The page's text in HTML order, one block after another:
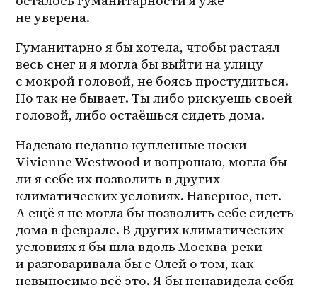
не уверена.
Гуманитарно я бы хотела, чтобы растаял
весь снег и я могла бы выйти на улицу
с мокрой головой, не боясь простудиться.
Но так не бывает. Ты либо рискуешь своей
головой, либо остаёшься сидеть дома.
Надеваю недавно купленные носки
Vivienne Westwood и вопрошаю, могла бы
ли я себе их позволить в других
климатических условиях. Наверное, нет.
А ещё я не могла бы позволить себе сидеть
дома в феврале. В других климатических
условиях я бы шла вдоль Москва-реки
и разговаривала бы с Олей о том, как
невыносимо всё это. Я бы ненавидела себя